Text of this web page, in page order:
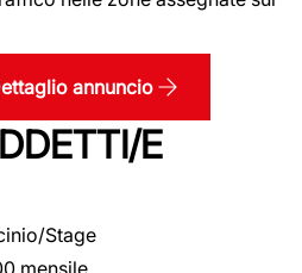
annuncio
E
Stage
mensile